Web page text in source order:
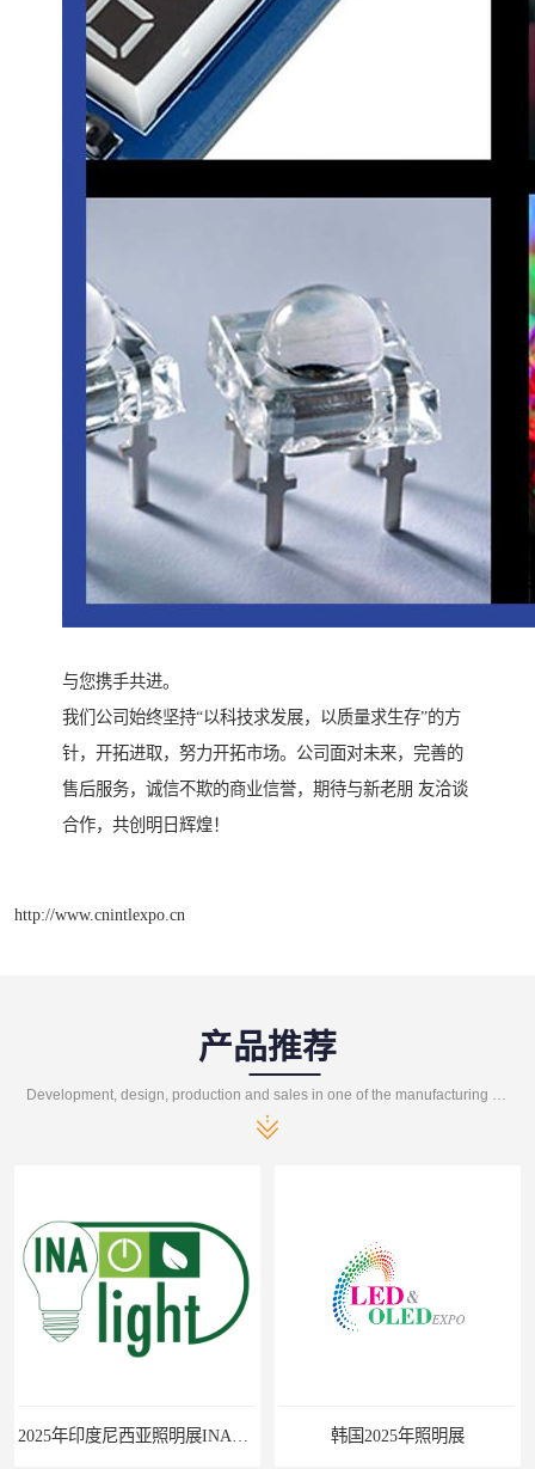
与您携手共进。
我们公司始终坚持“以科技求发展，以质量求生存”的方
针，开拓进取，努力开拓市场。公司面对未来，完善的
售后服务，诚信不欺的商业信誉，期待与新老朋 友洽谈
合作，共创明日辉煌！
http://www.cnintlexpo.cn
产品推荐
韩国2025年照明展